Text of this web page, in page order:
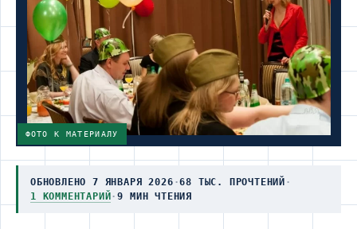
ФОТО К МАТЕРИАЛУ
ОБНОВЛЕНО 7 ЯНВАРЯ 2026 ·68 ТЫС. ПРОЧТЕНИЙ ·
1 КОММЕНТАРИЙ·9 МИН ЧТЕНИЯ